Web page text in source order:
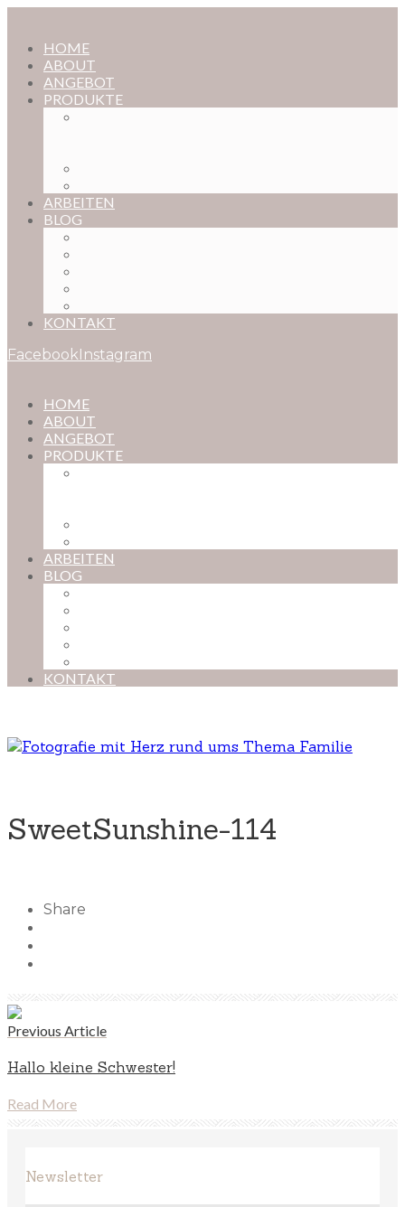
HOME
ABOUT
ANGEBOT
PRODUKTE
ARBEITEN
BLOG
KONTAKT
FacebookInstagram
HOME
ABOUT
ANGEBOT
PRODUKTE
ARBEITEN
BLOG
KONTAKT
SweetSunshine-114
Share
Previous Article
Hallo kleine Schwester!
Read More
Newsletter